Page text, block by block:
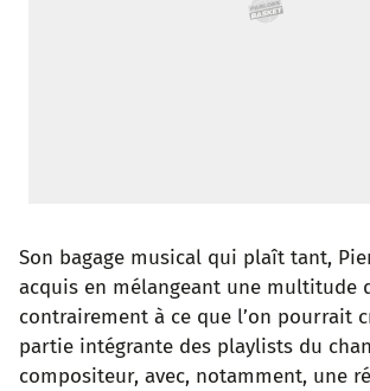
Son bagage musical qui plaît tant,
acquis en mélangeant une multitude
contrairement à ce que l’on pourrait
partie intégrante des playlists du
compositeur, avec, notamment, une